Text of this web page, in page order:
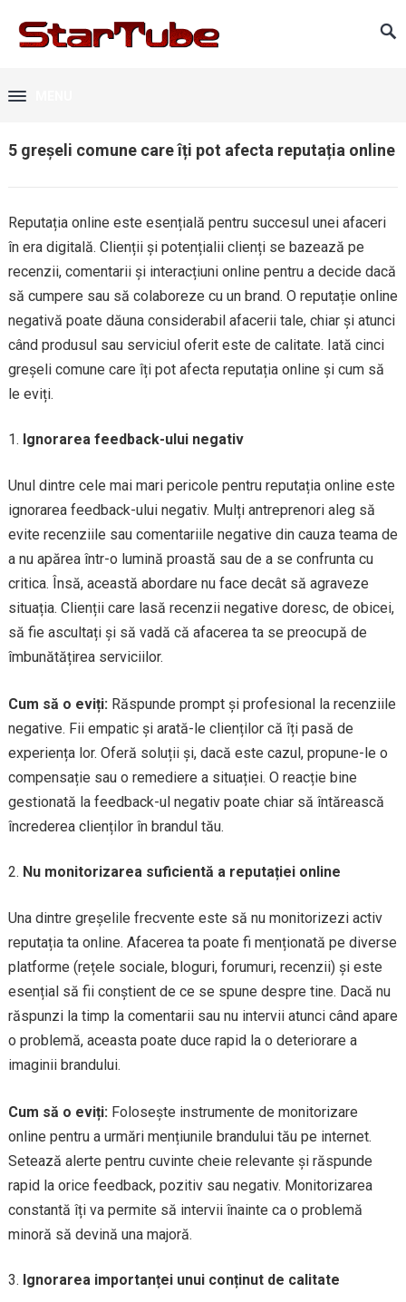
5 greșeli comune care îți pot afecta reputația online
Reputația online este esențială pentru succesul unei afaceri
în era digitală. Clienții și potențialii clienți se bazează pe
recenzii, comentarii și interacțiuni online pentru a decide dacă
să cumpere sau să colaboreze cu un brand. O reputație online
negativă poate dăuna considerabil afacerii tale, chiar și atunci
când produsul sau serviciul oferit este de calitate. Iată cinci
greșeli comune care îți pot afecta reputația online și cum să
le eviți.
Ignorarea feedback-ului negativ
Unul dintre cele mai mari pericole pentru reputația online este
ignorarea feedback-ului negativ. Mulți antreprenori aleg să
evite recenziile sau comentariile negative din cauza teama de
a nu apărea într-o lumină proastă sau de a se confrunta cu
critica. Însă, această abordare nu face decât să agraveze
situația. Clienții care lasă recenzii negative doresc, de obicei,
să fie ascultați și să vadă că afacerea ta se preocupă de
îmbunătățirea serviciilor.
Cum să o eviți: Răspunde prompt și profesional la recenziile
negative. Fii empatic și arată-le clienților că îți pasă de
experiența lor. Oferă soluții și, dacă este cazul, propune-le o
compensație sau o remediere a situației. O reacție bine
gestionată la feedback-ul negativ poate chiar să întărească
încrederea clienților în brandul tău.
Nu monitorizarea suficientă a reputației online
Una dintre greșelile frecvente este să nu monitorizezi activ
reputația ta online. Afacerea ta poate fi menționată pe diverse
platforme (rețele sociale, bloguri, forumuri, recenzii) și este
esențial să fii conștient de ce se spune despre tine. Dacă nu
răspunzi la timp la comentarii sau nu intervii atunci când apare
o problemă, aceasta poate duce rapid la o deteriorare a
imaginii brandului.
Cum să o eviți: Folosește instrumente de monitorizare
online pentru a urmări mențiunile brandului tău pe internet.
Setează alerte pentru cuvinte cheie relevante și răspunde
rapid la orice feedback, pozitiv sau negativ. Monitorizarea
constantă îți va permite să intervii înainte ca o problemă
minoră să devină una majoră.
Ignorarea importanței unui conținut de calitate